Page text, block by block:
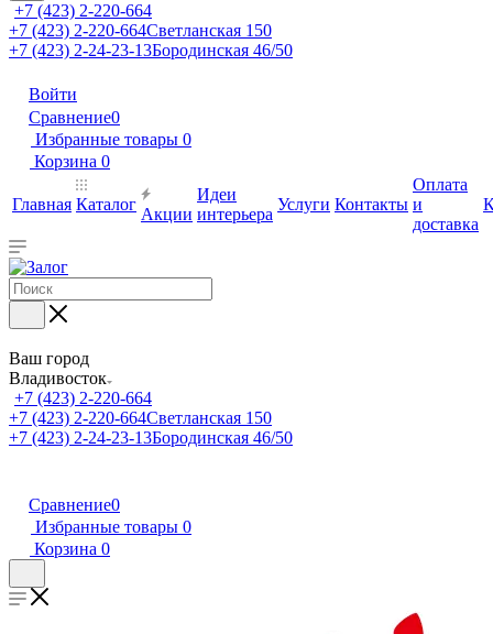
+7 (423) 2-220-664
+7 (423) 2-220-664Светланская 150
+7 (423) 2-24-23-13Бородинская 46/50
Войти
Сравнение0
Избранные товары 0
Корзина 0
Главная Каталог
Акции
Идеи
интерьера
Услуги Контакты
Оплата
и
доставка
Ваш город
Владивосток
+7 (423) 2-220-664
+7 (423) 2-220-664Светланская 150
+7 (423) 2-24-23-13Бородинская 46/50
Сравнение0
Избранные товары 0
Корзина 0